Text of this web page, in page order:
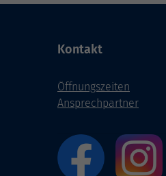
Kontakt
Öffnungszeiten
Ansprechpartner